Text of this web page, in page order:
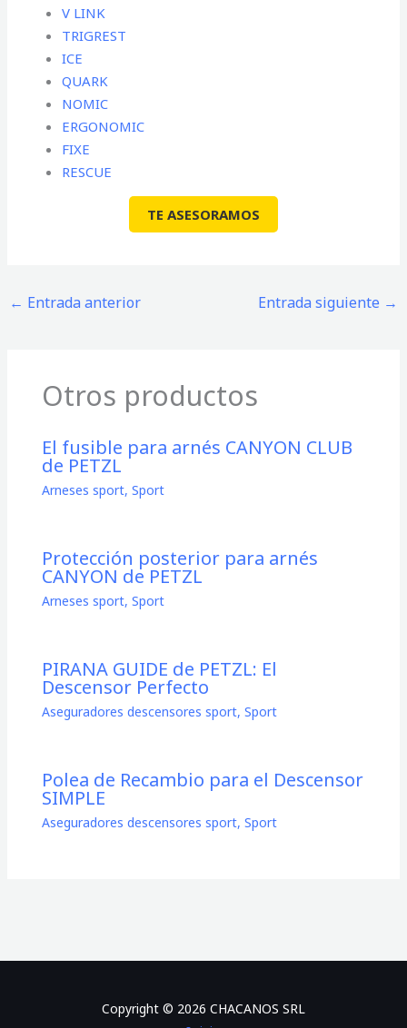
V LINK
TRIGREST
ICE
QUARK
NOMIC
ERGONOMIC
FIXE
RESCUE
TE ASESORAMOS
← Entrada anterior Entrada siguiente →
Otros productos
El fusible para arnés CANYON CLUB
de PETZL
Arneses sport, Sport
Protección posterior para arnés
CANYON de PETZL
Arneses sport, Sport
PIRANA GUIDE de PETZL: El
Descensor Perfecto
Aseguradores descensores sport, Sport
Polea de Recambio para el Descensor
SIMPLE
Aseguradores descensores sport, Sport
Copyright © 2026 CHACANOS SRL